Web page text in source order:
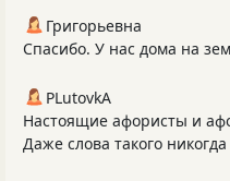
Григорьевна
Спасибо. У нас дома на
PLutоvkА
Настоящие афористы и
Даже слова такого